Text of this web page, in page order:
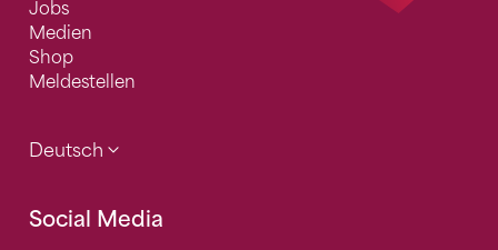
Jobs
Medien
Shop
Meldestellen
Deutsch
Social Media